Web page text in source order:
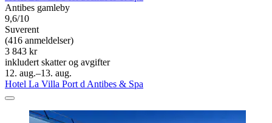
Antibes gamleby
9,6/10
Suverent
(416 anmeldelser)
3 843 kr
inkludert skatter og avgifter
12. aug.–13. aug.
Hotel La Villa Port d Antibes & Spa